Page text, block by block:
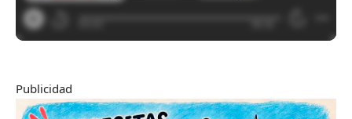
Publicidad